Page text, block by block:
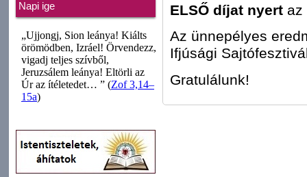
Napi ige
ELSŐ díjat nyert az
Az ünnepélyes
Ifjúsági
Gratulálunk!